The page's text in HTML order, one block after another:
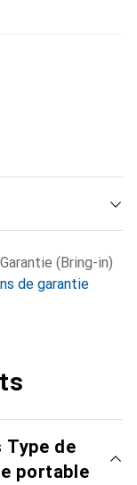
(Bring-in)
de garantie
Type de
portable